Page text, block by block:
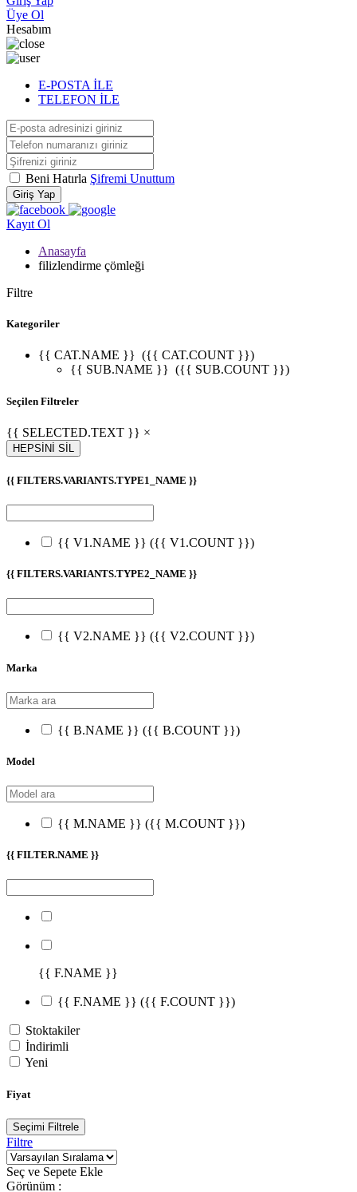
Üye Ol
Hesabım
E-POSTA İLE
TELEFON İLE
Beni Hatırla Şifremi Unuttum
Giriş Yap
Kayıt Ol
Anasayfa
filizlendirme çömleği
Filtre
Kategoriler
{{ CAT.NAME }} ({{ CAT.COUNT }})
{{ SUB.NAME }} ({{ SUB.COUNT }})
Seçilen Filtreler
{{ SELECTED.TEXT }} ×
HEPSİNİ SİL
{{ FILTERS.VARIANTS.TYPE1_NAME }}
{{ V1.NAME }} ({{ V1.COUNT }})
{{ FILTERS.VARIANTS.TYPE2_NAME }}
{{ V2.NAME }} ({{ V2.COUNT }})
Marka
{{ B.NAME }} ({{ B.COUNT }})
Model
{{ M.NAME }} ({{ M.COUNT }})
{{ FILTER.NAME }}
{{ F.NAME }}
{{ F.NAME }} ({{ F.COUNT }})
Stoktakiler
İndirimli
Yeni
Fiyat
Seçimi Filtrele
Filtre
Seç ve Sepete Ekle
Görünüm :